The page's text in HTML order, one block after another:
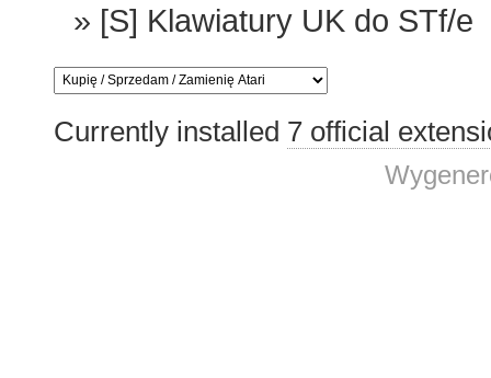
» [S] Klawiatury UK do STf/e
Currently installed 7 official